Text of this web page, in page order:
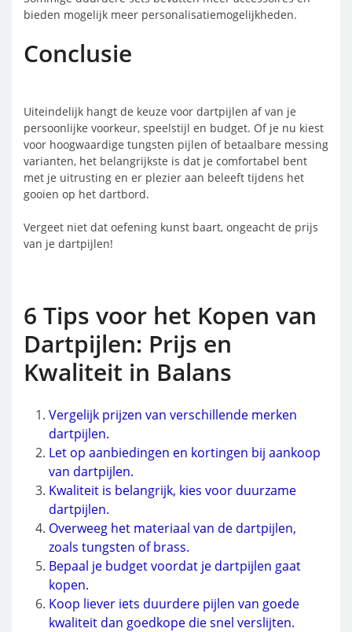
bieden mogelijk meer personalisatiemogelijkheden.
Conclusie
Uiteindelijk hangt de keuze voor dartpijlen af van je
persoonlijke voorkeur, speelstijl en budget. Of je nu kiest
voor hoogwaardige tungsten pijlen of betaalbare messing
varianten, het belangrijkste is dat je comfortabel bent
met je uitrusting en er plezier aan beleeft tijdens het
gooien op het dartbord.
Vergeet niet dat oefening kunst baart, ongeacht de prijs
van je dartpijlen!
6 Tips voor het Kopen van
Dartpijlen: Prijs en
Kwaliteit in Balans
Vergelijk prijzen van verschillende merken
dartpijlen.
Let op aanbiedingen en kortingen bij aankoop
van dartpijlen.
Kwaliteit is belangrijk, kies voor duurzame
dartpijlen.
Overweeg het materiaal van de dartpijlen,
zoals tungsten of brass.
Bepaal je budget voordat je dartpijlen gaat
kopen.
Koop liever iets duurdere pijlen van goede
kwaliteit dan goedkope die snel verslijten.